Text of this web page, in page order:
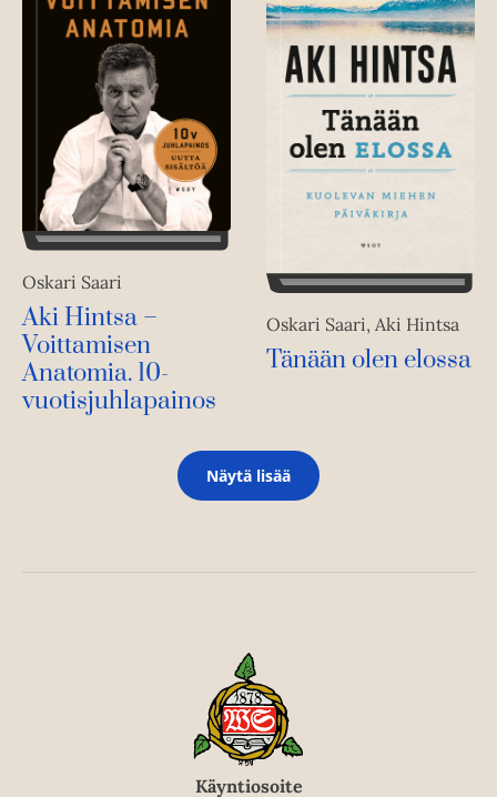
Oskari Saari
Aki Hintsa –
Voittamisen
Anatomia. 10-
vuotisjuhlapainos
Oskari Saari, Aki Hintsa
Tänään olen elossa
Näytä lisää
Käyntiosoite